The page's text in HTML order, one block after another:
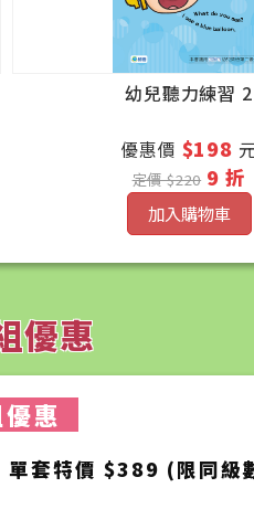
幼兒聽力練習 2
優惠價 $198
定價 $220 9 折
加入購物車
優惠
惠
單套特價 $389 (限同級